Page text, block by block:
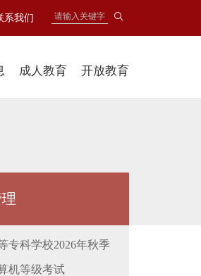
系我们
成人教育 开放教育
专科学校2026年秋季
机等级考试